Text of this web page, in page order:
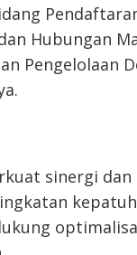
Hubungan
Pengelolaan
sinergi dan